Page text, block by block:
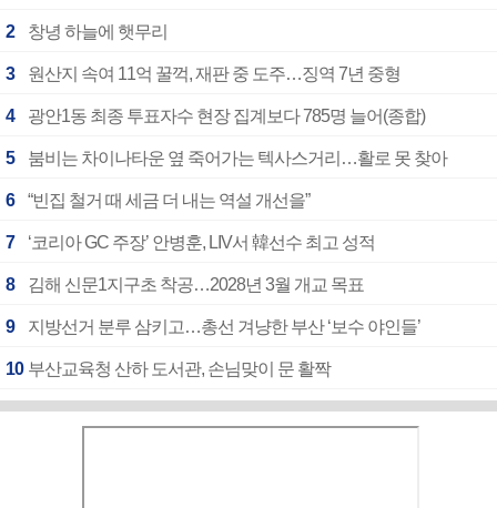
2 창녕 하늘에 햇무리
3 원산지 속여 11억 꿀꺽, 재판 중 도주…징역 7년 중형
4 광안1동 최종 투표자수 현장 집계보다 785명 늘어(종합)
5 붐비는 차이나타운 옆 죽어가는 텍사스거리…활로 못 찾아
6 “빈집 철거 때 세금 더 내는 역설 개선을”
7 ‘코리아 GC 주장’ 안병훈, LIV서 韓선수 최고 성적
8 김해 신문1지구초 착공…2028년 3월 개교 목표
9 지방선거 분루 삼키고…총선 겨냥한 부산 ‘보수 야인들’
10 부산교육청 산하 도서관, 손님맞이 문 활짝